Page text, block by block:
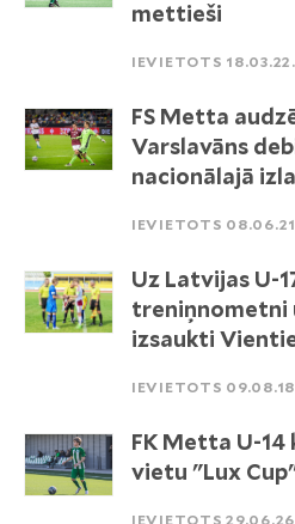
mettieši
IEVIETOTS 18.03.22.
FS Metta
Varslavāns
nacionālajā
IEVIETOTS
Uz Latvijas U-
treniņnometni
izsaukti
IEVIETOTS
FK Metta U-14
vietu "Lux
IEVIETOTS